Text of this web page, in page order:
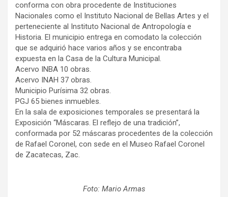
conforma con obra procedente de Instituciones
Nacionales como el Instituto Nacional de Bellas Artes y el
perteneciente al Instituto Nacional de Antropología e
Historia. El municipio entrega en comodato la colección
que se adquirió hace varios años y se encontraba
expuesta en la Casa de la Cultura Municipal.
Acervo INBA 10 obras.
Acervo INAH 37 obras.
Municipio Purísima 32 obras.
PGJ 65 bienes inmuebles.
En la sala de exposiciones temporales se presentará la
Exposición “Máscaras. El reflejo de una tradición”,
conformada por 52 máscaras procedentes de la colección
de Rafael Coronel, con sede en el Museo Rafael Coronel
de Zacatecas, Zac.
Foto: Mario Armas